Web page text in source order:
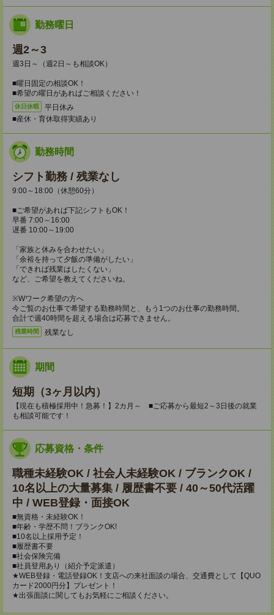
勤務曜日
週2～3
週3日～（週2日～も相談OK）
■曜日固定の相談OK！
■希望の曜日があればご相談ください！
休日休暇
平日休み
■産休・育休取得実績あり
勤務時間
シフト勤務 / 残業なし
9:00～18:00（休憩60分）
■ご希望があれば下記シフトもOK！
早番 7:00～16:00
遅番 10:00～19:00
「家族と休みを合わせたい」
「余裕を持って夕飯の準備がしたい」
「できれば残業はしたくない」
など、ご希望を教えてくださいね。
※Wワーク希望の方へ
今ご覧のお仕事で希望する勤務時間と、もう1つのお仕事の勤務時間。
合計で週40時間を超える場合は応募できません。
残業時間 残業なし
期間
短期（3ヶ月以内）
【現在も積極採用中！急募！】2カ月～ ■ご応募から最短2～3日後の就業
も相談可能です！
応募資格・条件
職種未経験OK / 社会人未経験OK / ブランクOK /
10名以上の大量募集 / 履歴書不要 / 40～50代活躍
中 / WEB登録・面接OK
■無資格・未経験OK！
■年齢・学歴不問！ブランクOK!
■10名以上採用予定！
■履歴書不要
■社会保険完備
■社員登用あり（紹介予定派遣）
★WEB登録・電話登録OK！支店への来社面談の場合、交通費として【QUO
カード2000円分】プレゼント！
★出張面談に関してもお気軽にご相談ください。